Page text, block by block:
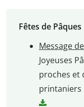
Fêtes de
Message
Joyeuses
proches et
printaniers